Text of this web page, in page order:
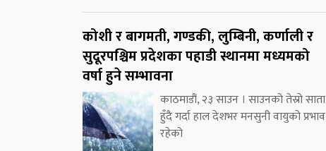
कोशी र बागमती, गण्डकी, लुम्बिनी, कर्णाली र
सुदूरपश्चिम प्रदेशका पहाडी स्थानमा मध्यमको
वर्षा हुने सम्भावना
काठमाडौं, २३ साउन । साउनको तेस्रो साता
हुँदै गर्दा हाल देशभर मनसुनी वायुको प्रभाव
रहेको